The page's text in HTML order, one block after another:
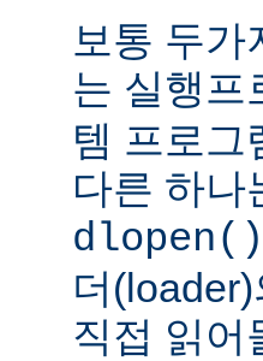
보통 두
는 실행
템 프로그
다른 하나
더
직접 읽어